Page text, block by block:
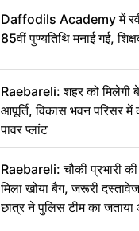
Daffodils Academy में
85वीं पुण्यतिथि मनाई गई,
Raebareli: शहर को मिलेगी
आपूर्ति, विकास भवन परिसर में
पावर प्लांट
Raebareli: चौकी प्रभारी
मिला खोया बैग, जरूरी
छात्र ने पुलिस टीम का जताया